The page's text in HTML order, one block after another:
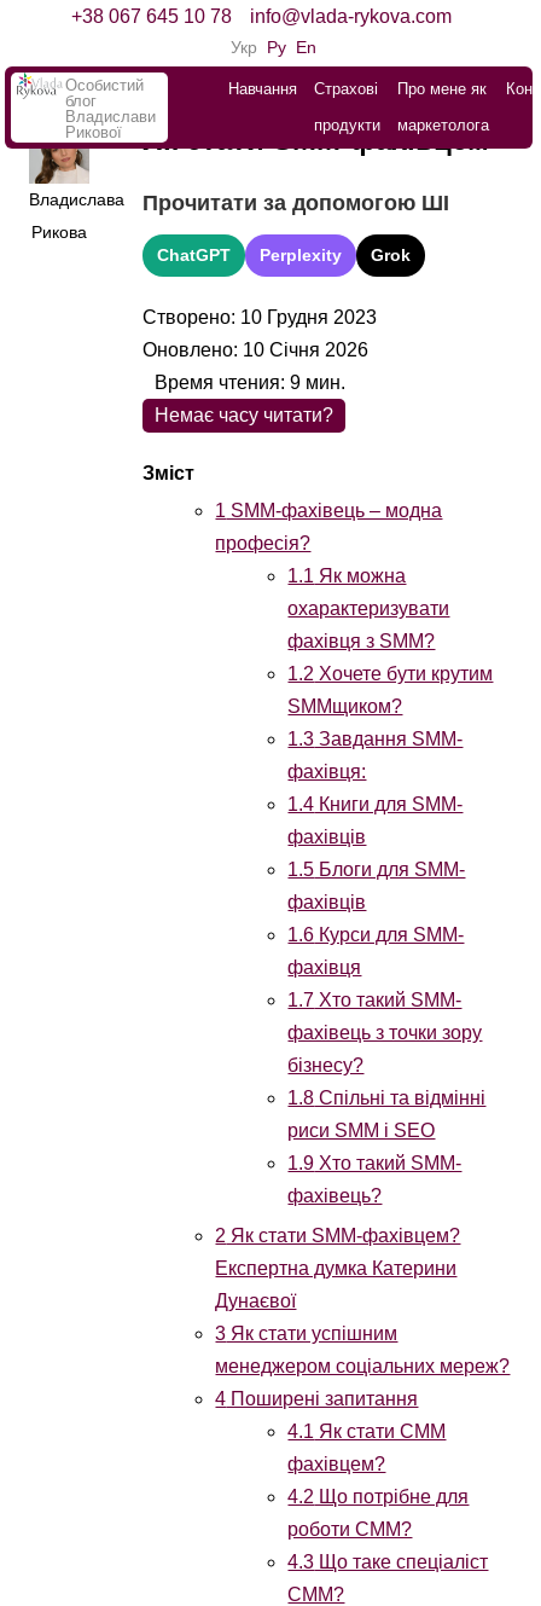
+38 067 645 10 78 info@vlada-rykova.com
Укр Ру En
Особистий
блог
Владислави
Рикової
Навчання
Страхові
продукти
Про мене як
маркетолога
Владислава
Рикова
Як стати SMM-фахівцем
Прочитати за допомогою ШІ
ChatGPT Perplexity Grok
Створено: 10 Грудня 2023
Оновлено: 10 Січня 2026
Немає часу читати?
1 SMM-фахівець – модна
професія?
1.1 Як можна
охарактеризувати
фахівця з SMM?
1.2 Хочете бути крутим
SMMщиком?
1.3 Завдання SMM-
фахівця:
1.4 Книги для SMM-
фахівців
1.5 Блоги для SMM-
фахівців
1.6 Курси для SMM-
фахівця
1.7 Хто такий SMM-
фахівець з точки зору
бізнесу?
1.8 Спільні та відмінні
риси SMM і SEO
1.9 Хто такий SMM-
фахівець?
2 Як стати SMM-фахівцем?
Експертна думка Катерини
Дунаєвої
3 Як стати успішним
менеджером соціальних мереж?
4 Поширені запитання
4.1 Як стати СММ
фахівцем?
4.2 Що потрібне для
роботи СММ?
4.3 Що таке спеціаліст
СММ?
Время чтения:9 мин.